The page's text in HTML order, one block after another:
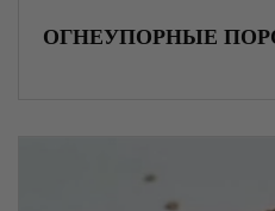
Асбестоцемент
ОГНЕУПОРНЫЕ